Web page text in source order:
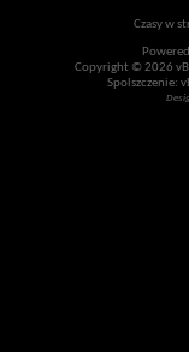
Czasy w
Copyright © 2026
Spolszczenie: